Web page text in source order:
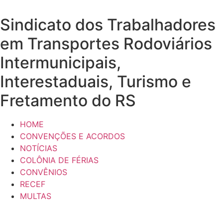
Sindicato dos Trabalhadores
em Transportes Rodoviários
Intermunicipais,
Interestaduais, Turismo e
Fretamento do RS
HOME
CONVENÇÕES E ACORDOS
NOTÍCIAS
COLÔNIA DE FÉRIAS
CONVÊNIOS
RECEF
MULTAS